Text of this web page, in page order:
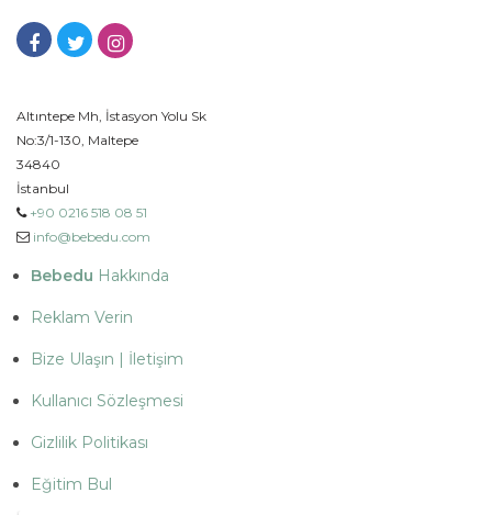
Altıntepe Mh, İstasyon Yolu Sk
No:3/1-130, Maltepe
34840
İstanbul
+90 0216 518 08 51
info@bebedu.com
Bebedu Hakkında
Reklam Verin
Bize Ulaşın | İletişim
Kullanıcı Sözleşmesi
Gizlilik Politikası
Eğitim Bul